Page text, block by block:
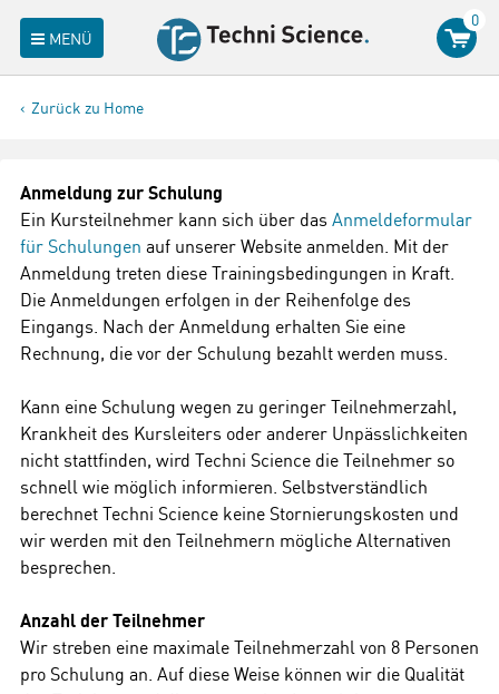
MENÜ
0
Zurück zu Home
Anmeldung zur Schulung
Ein Kursteilnehmer kann sich über das Anmeldeformular
für Schulungen auf unserer Website anmelden. Mit der
Anmeldung treten diese Trainingsbedingungen in Kraft.
Die Anmeldungen erfolgen in der Reihenfolge des
Eingangs. Nach der Anmeldung erhalten Sie eine
Rechnung, die vor der Schulung bezahlt werden muss.
Kann eine Schulung wegen zu geringer Teilnehmerzahl,
Krankheit des Kursleiters oder anderer Unpässlichkeiten
nicht stattfinden, wird Techni Science die Teilnehmer so
schnell wie möglich informieren. Selbstverständlich
berechnet Techni Science keine Stornierungskosten und
wir werden mit den Teilnehmern mögliche Alternativen
besprechen.
Anzahl der Teilnehmer
Wir streben eine maximale Teilnehmerzahl von 8 Personen
pro Schulung an. Auf diese Weise können wir die Qualität